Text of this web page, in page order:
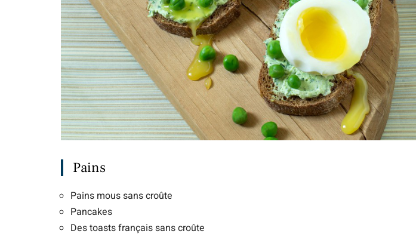
Pains
Pains mous sans croûte
Pancakes
Des toasts français sans croûte